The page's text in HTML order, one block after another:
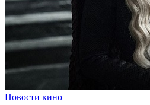
Новости кино